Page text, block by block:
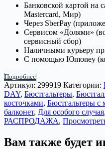
Банковской картой на
Mastercard, Мир)
Через SberPay
Сервисом «Долями»
сервисный сбор)
Наличными курьеру
С помощью Юmoney
Подробнее
Артикул: 299919 Категории:
DAY, Бюстгальтеры,
косточками, Бюстгальтеры
балконет, Для особого случая,
РАСПРОДАЖА,
Вам также будет